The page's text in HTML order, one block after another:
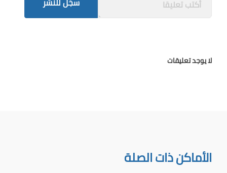
لا يوجد تعليقات
الأماكن ذات الصلة